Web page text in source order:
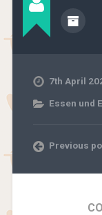
7th April
Essen und
Previous